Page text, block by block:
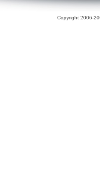
Copyright 2006-